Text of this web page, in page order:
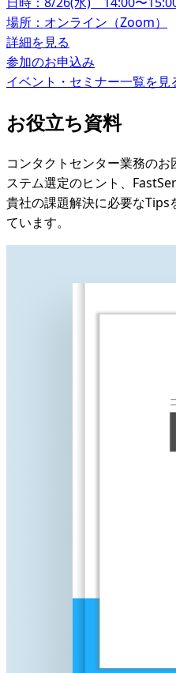
場所：オンライン（Zoom）
詳細を見る
参加のお申込み
イベント・セミナー一覧を見
お役立ち資料
コンタクトセンター業務の
ステム選定のヒント、
貴社の課題解決に必要なTips
ています。